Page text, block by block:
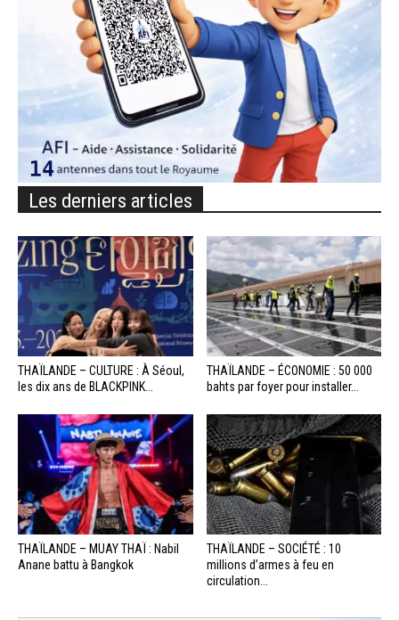
Les derniers articles
THAÏLANDE – CULTURE : À Séoul,
les dix ans de BLACKPINK...
THAÏLANDE – ÉCONOMIE : 50 000
bahts par foyer pour installer...
THAÏLANDE – MUAY THAÏ : Nabil
Anane battu à Bangkok
THAÏLANDE – SOCIÉTÉ : 10
millions d’armes à feu en
circulation...